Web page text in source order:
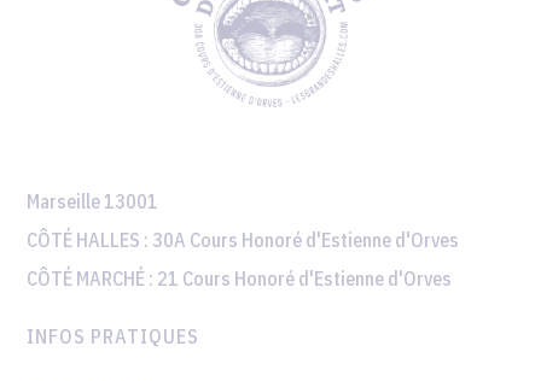
Marseille 13001
CÔTÉ HALLES : 30A Cours Honoré d'Estienne d'Orves
CÔTÉ MARCHÉ : 21 Cours Honoré d'Estienne d'Orves
INFOS PRATIQUES